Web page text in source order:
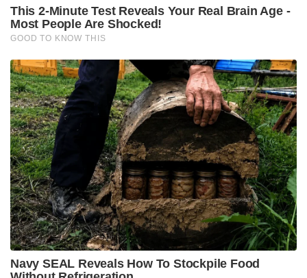
മൂന്ന് തരത്തിലുള്ള ഫയറിംഗ് മോഡാണ് ഈ
റൈഫിളിൽ ഉള്ളത്.. 2.55 കിലോയാണ് ഇതിന്റെ ഭാരം.
225 എംഎം നീളമുള്ള ബാരൽ ഉപയോഗിച്ച് മിനിറ്റിൽ
800 റൗണ്ട് വെടിയുതിർക്കാം. ഉന്നം തെറ്റാതെ
സഹായിക്കുന്ന ഗ്യാസ് പിസ്റ്റൺ സംവിധാനം ആണ് ഈ
തോക്കുകളുടെ പ്രധാന സവിശേഷത.
ഇന്ത്യൻ സായുധ സേനയും മികച്ച പ്രഹരശേഷിയുള്ള
അത്യാധുനിക റൈഫിളുകൾ ഉപയോഗിക്കുന്നുണ്ട്.
ഐഎൻഎഎസ്, എ.കെ 203, ടാവർ, എസ്ഐജി
സോവർ 716, എകെഎം എന്നിവയാണ് ഇന്ത്യൻ സേന
വ്യാപകമായി ഉപയോഗിക്കുന്ന റൈഫിളുകൾ. ഇതിൽ
ഐഎൻഎസ് ഇന്ത്യ തദ്ദേശീയമായി നിർമ്മിച്ച
റൈഫിൾ ആണ്. അസാൾട്ട് റൈഫിൾ
വിഭാഗത്തിൽപ്പെടുന്ന ഐഎൻഎസ്എഎസ് 1980
ലാണ് നിർമ്മിച്ചത്. ഇതിന് പുറമേ എക്സ്‌കാലിബർ,